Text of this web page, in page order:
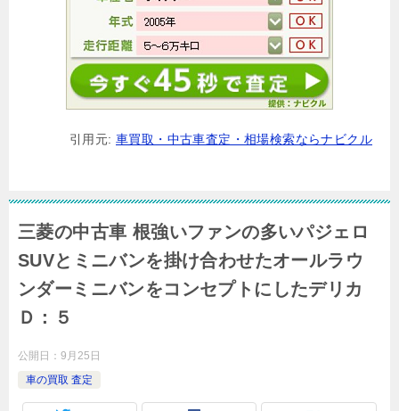
引用元: 車買取・中古車査定・相場検索ならナビクル
三菱の中古車 根強いファンの多いパジェロ
SUVとミニバンを掛け合わせたオールラウ
ンダーミニバンをコンセプトにしたデリカ
Ｄ：５
公開日： 9月25日
車の買取 査定